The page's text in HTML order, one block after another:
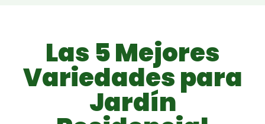
Las 5 Mejores
Variedades para
Jardín